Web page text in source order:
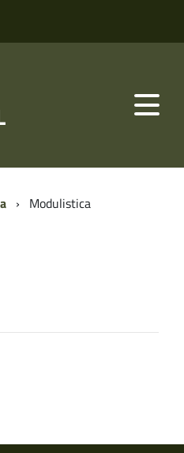
Modulistica